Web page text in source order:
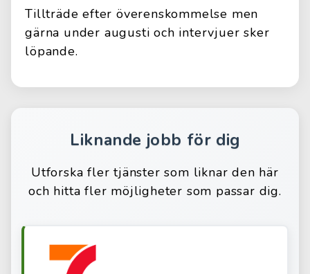
Tillträde efter överenskommelse men
gärna under augusti och intervjuer sker
löpande.
Liknande jobb för dig
Utforska fler tjänster som liknar den här
och hitta fler möjligheter som passar dig.